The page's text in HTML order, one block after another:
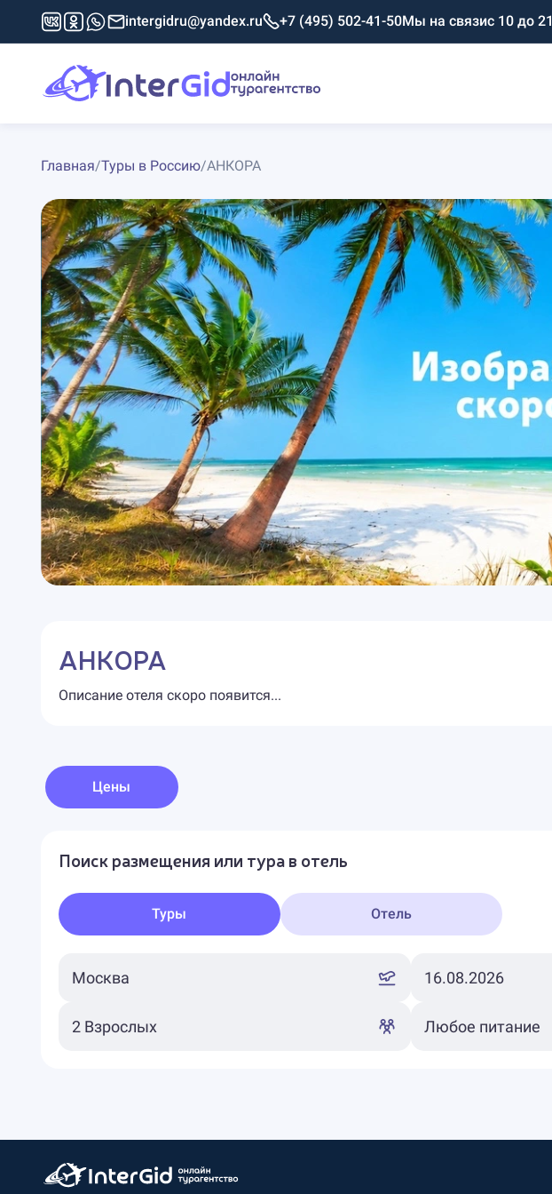
intergidru@yandex.ru +7 (495) 502-41-50Мы на связис 10 до 21
Главная/Туры в Россию/АНКОРА
АНКОРА
Описание отеля скоро появится...
Цены
Поиск размещения или тура в отель
Туры Отель